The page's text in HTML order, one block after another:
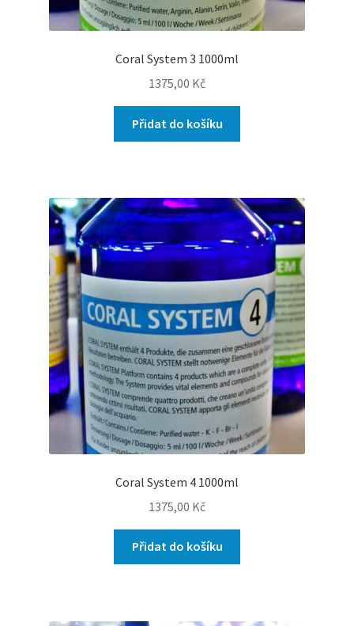
Coral System 3 1000ml
1375,00 Kč
Přidat do košíku
Coral System 4 1000ml
1375,00 Kč
Přidat do košíku